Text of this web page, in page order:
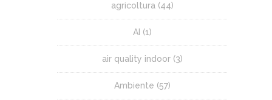
agricoltura (44)
AI (1)
air quality indoor(3)
Ambiente (57)